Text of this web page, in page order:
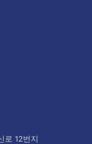
로 12번지